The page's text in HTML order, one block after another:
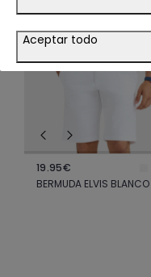
19.95€
BERMUDA ELVIS BLANCO
Aceptar todo